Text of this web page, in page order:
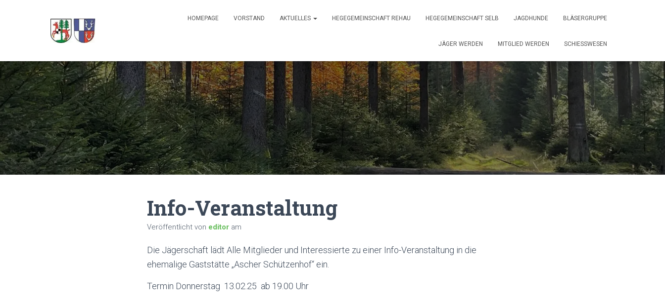
HOMEPAGE VORSTAND AKTUELLES HEGEGEMEINSCHAFT REHAU HEGEGEMEINSCHAFT SELB JAGDHUNDE BLÄSERGRUPPE
JÄGER WERDEN MITGLIED WERDEN SCHIESSWESEN
Info-Veranstaltung
Veröffentlicht von editor am
Die Jägerschaft lädt Alle Mitglieder und Interessierte zu einer Info-Veranstaltung in die
ehemalige Gaststätte „Ascher Schützenhof“ ein.
Termin Donnerstag 13.02.25 ab 19.00 Uhr